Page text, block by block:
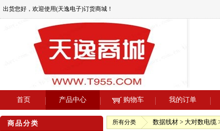
出货您好，欢迎使用(天逸电子)订货商城！
首页 产品中心 购物车 我的订单
商品分类 所有分类 数据线材 > 大对数电缆